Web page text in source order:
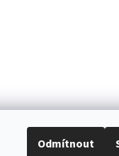
Odmítnout